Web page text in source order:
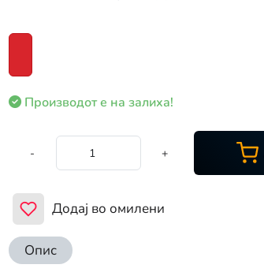
Производот е на залиха!
- +
Додај во омилени
Опис